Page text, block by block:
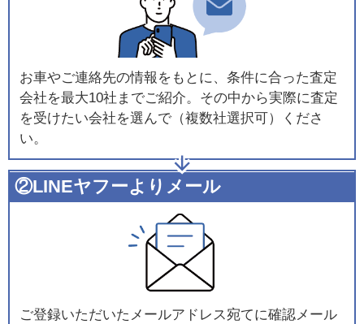
お車やご連絡先の情報をもとに、条件に合った査定
会社を最大10社までご紹介。その中から実際に査定
を受けたい会社を選んで（複数社選択可）くださ
い。
②LINEヤフーよりメール
ご登録いただいたメールアドレス宛てに確認メール